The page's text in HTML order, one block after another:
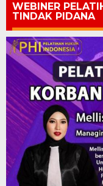
WEBINER
TINDAK PIDANA